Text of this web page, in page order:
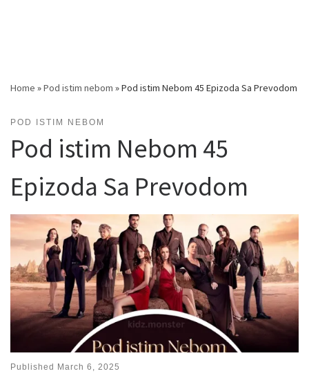
Home »Pod istim nebom »Pod istim Nebom 45 Epizoda Sa Prevodom
POD ISTIM NEBOM
Pod istim Nebom 45
Epizoda Sa Prevodom
Published March 6, 2025